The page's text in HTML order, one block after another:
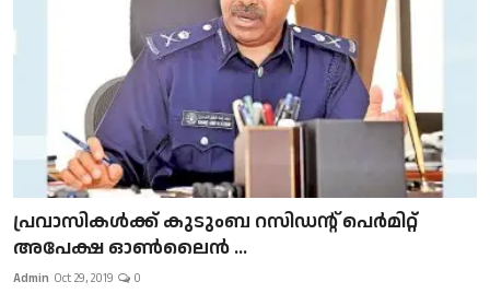
പ്രവാസികള്‍ക്ക് കുടുംബ റസിഡന്റ് പെർമിറ്റ്
അപേക്ഷ ഓൺലൈൻ ...
Admin Oct 29, 2019 0